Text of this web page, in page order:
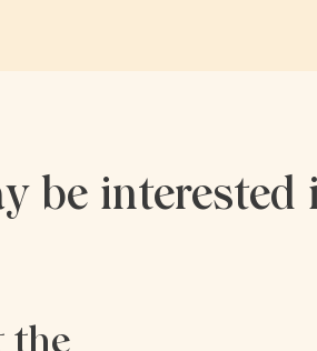
be interested
the